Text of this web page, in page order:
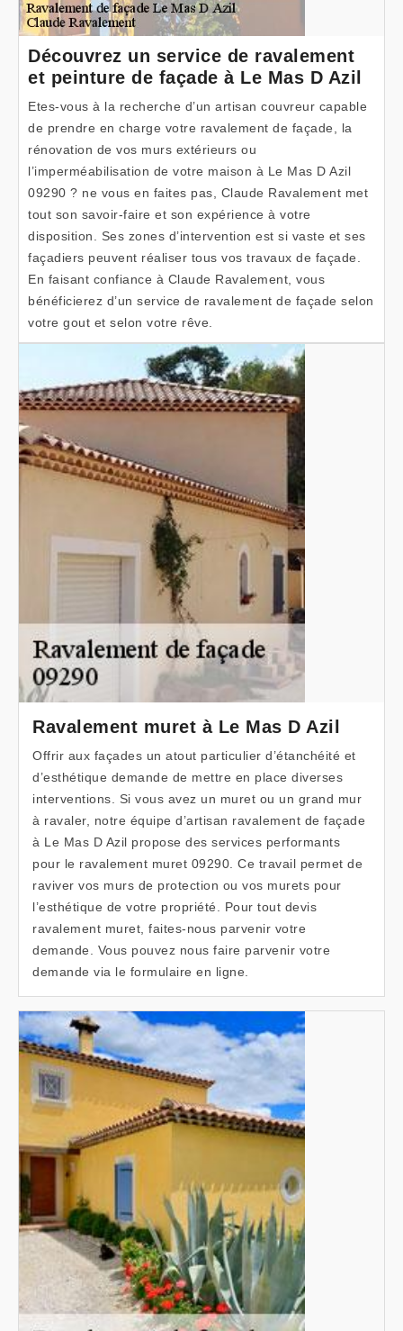
Découvrez un service de ravalement
et peinture de façade à Le Mas D Azil
Etes-vous à la recherche d’un artisan couvreur capable
de prendre en charge votre ravalement de façade, la
rénovation de vos murs extérieurs ou
l’imperméabilisation de votre maison à Le Mas D Azil
09290 ? ne vous en faites pas, Claude Ravalement met
tout son savoir-faire et son expérience à votre
disposition. Ses zones d’intervention est si vaste et ses
façadiers peuvent réaliser tous vos travaux de façade.
En faisant confiance à Claude Ravalement, vous
bénéficierez d’un service de ravalement de façade selon
votre gout et selon votre rêve.
Ravalement muret à Le Mas D Azil
Offrir aux façades un atout particulier d’étanchéité et
d’esthétique demande de mettre en place diverses
interventions. Si vous avez un muret ou un grand mur
à ravaler, notre équipe d’artisan ravalement de façade
à Le Mas D Azil propose des services performants
pour le ravalement muret 09290. Ce travail permet de
raviver vos murs de protection ou vos murets pour
l’esthétique de votre propriété. Pour tout devis
ravalement muret, faites-nous parvenir votre
demande. Vous pouvez nous faire parvenir votre
demande via le formulaire en ligne.